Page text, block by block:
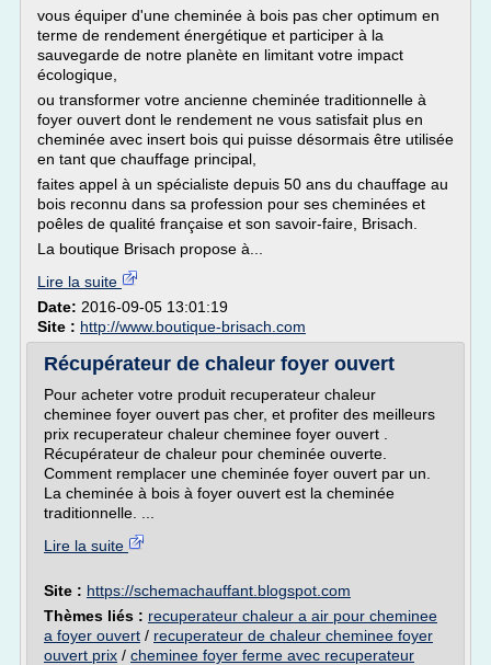
vous équiper d'une cheminée à bois pas cher optimum en
terme de rendement énergétique et participer à la
sauvegarde de notre planète en limitant votre impact
écologique,
ou transformer votre ancienne cheminée traditionnelle à
foyer ouvert dont le rendement ne vous satisfait plus en
cheminée avec insert bois qui puisse désormais être utilisée
en tant que chauffage principal,
faites appel à un spécialiste depuis 50 ans du chauffage au
bois reconnu dans sa profession pour ses cheminées et
poêles de qualité française et son savoir-faire, Brisach.
La boutique Brisach propose à...
Lire la suite
Date: 2016-09-05 13:01:19
Site : http://www.boutique-brisach.com
Récupérateur de chaleur foyer ouvert
Pour acheter votre produit recuperateur chaleur
cheminee foyer ouvert pas cher, et profiter des meilleurs
prix recuperateur chaleur cheminee foyer ouvert .
Récupérateur de chaleur pour cheminée ouverte.
Comment remplacer une cheminée foyer ouvert par un.
La cheminée à bois à foyer ouvert est la cheminée
traditionnelle. ...
Lire la suite
Site : https://schemachauffant.blogspot.com
Thèmes liés : recuperateur chaleur a air pour cheminee
a foyer ouvert / recuperateur de chaleur cheminee foyer
ouvert prix / cheminee foyer ferme avec recuperateur